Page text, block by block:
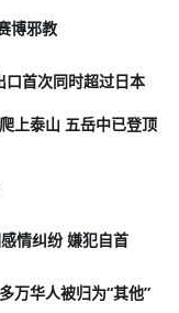
博邪教
口首次同时超过日本
上泰山 五岳中已登顶
情纠纷 嫌犯自首
万华人被归为“其他”